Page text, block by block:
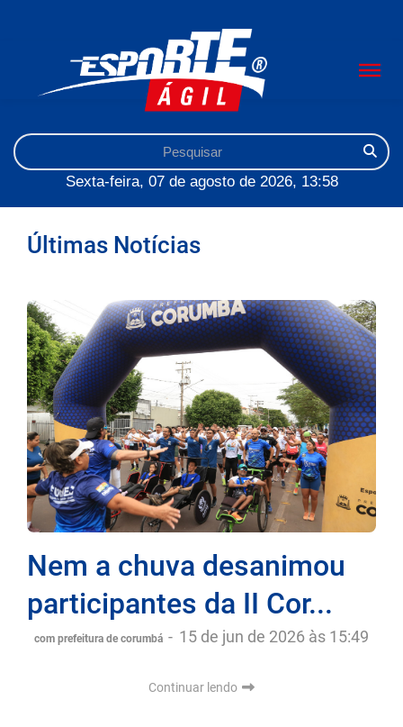
Sexta-feira, 07 de agosto de 2026, 13:58
Últimas Notícias
Nem a chuva desanimou
participantes da II Cor...
com prefeitura de corumbá - 15 de jun de 2026 às 15:49
Continuar lendo